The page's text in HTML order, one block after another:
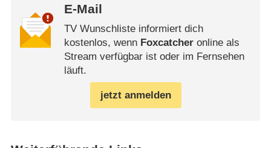
E-Mail
TV Wunschliste informiert dich
kostenlos, wenn Foxcatcheronline als
Stream verfügbar ist oder im Fernsehen
läuft.
jetzt anmelden